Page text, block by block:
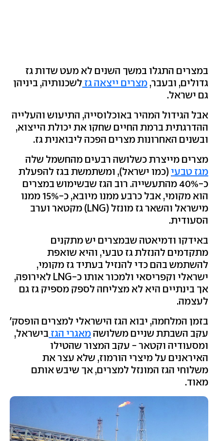
במצרים התגלו במשך השנים לא מעט שדות גז
גדולים, ובעבר,מצרים ייצאה גז לשכנותיה, ביניהן
גם ישראל.
אבל הגידול המהיר באוכלוסייה, התיעוש והעלייה
ההדרגתית ברמת החיים שחקו את יכולת הייצוא,
ובשנים האחרונות מצרים הפכה ליבואנית גז.
מצרים מייצרת כשלושה רבעים מהחשמל שלה
מגז טבעי(כמו ישראל), ומשתמשת בגז להפעלת
כ-40% מהתעשייה. רוב הגז שבשימוש במצרים
הוא מקומי, אבל כרבע ממנו מיובא, כ-15% ממנו
מישראל והשאר גז מונזל (LNG) מקטאר וערב
הסעודית.
באידקו ודמיאטה שבמצרים יש מתקנים
מתקדמים להנזלת גז טבעי, והיא שואפת
להשתמש בהם כדי להנזיל בעתיד גז מקומי,
ישראלי וקפריסאי ולמכור אותו כ-LNG לאירופה,
אך בינתיים היא לא מצליחה לספק מספיק גז גם
לעצמה.
בזמן המלחמה, יבוא הגז הישראלי למצרים הופסק'
עקב השבתת שניים משלושהמאגרי הגז בישראל,
ומסעודיה וקטאר - עקב המצור שהטילו
האיראנים על מיצרי הורמוז, שלא עצר את
משלוחי הגז המונזל למצרים, אך שיבש אותם
מאוד.